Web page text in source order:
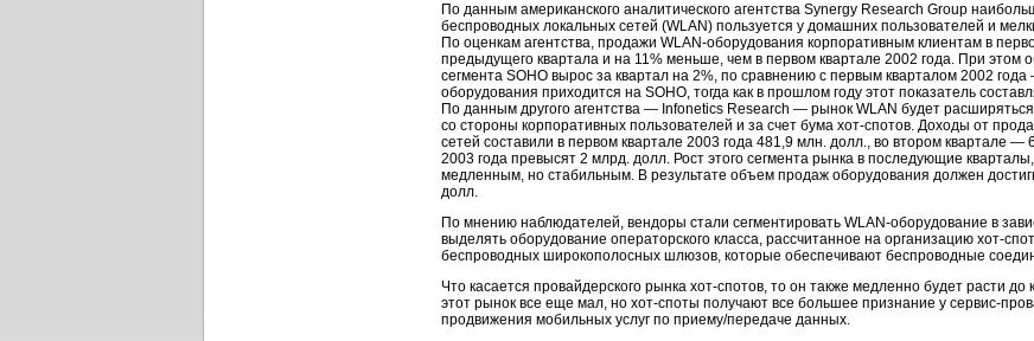
По данным американского аналитического агентства Synergy Research Group
беспроводных локальных сетей (WLAN) пользуется у домашних пользователей и
По оценкам агентства, продажи WLAN-оборудования корпоративным клиентам в
предыдущего квартала и на 11% меньше, чем в первом квартале 2002 года. При этом
сегмента SOHO вырос за квартал на 2%, по сравнению с первым кварталом 2002
оборудования приходится на SOHO, тогда как в прошлом году этот показатель
По данным другого агентства — Infonetics Research — рынок WLAN будет
со стороны корпоративных пользователей и за счет бума хот-спотов. Доходы от
сетей составили в первом квартале 2003 года 481,9 млн. долл., во втором квартале —
2003 года превысят 2 млрд. долл. Рост этого сегмента рынка в последующие
медленным, но стабильным. В результате объем продаж оборудования должен
долл.
По мнению наблюдателей, вендоры стали сегментировать WLAN-оборудование в
выделять оборудование операторского класса, рассчитанное на организацию хот-
беспроводных широкополосных шлюзов, которые обеспечивают беспроводные
Что касается провайдерского рынка хот-спотов, то он также медленно будет расти до
этот рынок все еще мал, но хот-споты получают все большее признание у сервис-
продвижения мобильных услуг по приему/передаче данных.